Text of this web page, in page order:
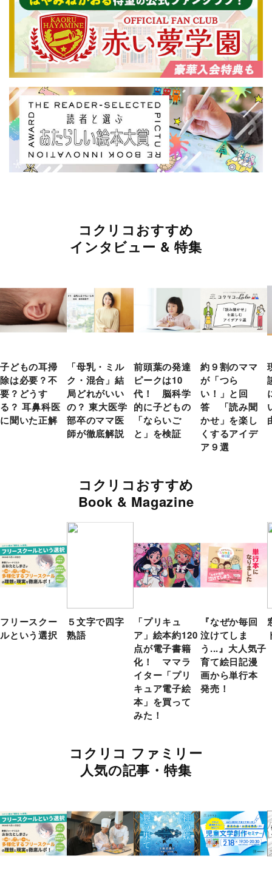
コクリコおすすめ
インタビュー & 特集
子どもの耳掃
除は必要？不
要？どうす
る？ 耳鼻科医
に聞いた正解
「母乳・ミル
ク・混合」結
局どれがいい
の？ 東大医学
部卒のママ医
師が徹底解説
前頭葉の発達
ピークは10
代！ 脳科学
的に子どもの
「ならいご
と」を検証
約９割のママ
が「つら
い！」と回
答 「読み聞
かせ」を楽し
くするアイデ
ア９選
コクリコおすすめ
Book & Magazine
フリースクー
ルという選択
５文字で四字
熟語
「プリキュ
ア」絵本約120
点が電子書籍
化！ ママラ
イター「プリ
キュア電子絵
本」を買って
みた！
『なぜか毎回
泣けてしま
う...』大人気子
育て絵日記漫
画から単行本
発売！
コクリコ ファミリー
人気の記事・特集